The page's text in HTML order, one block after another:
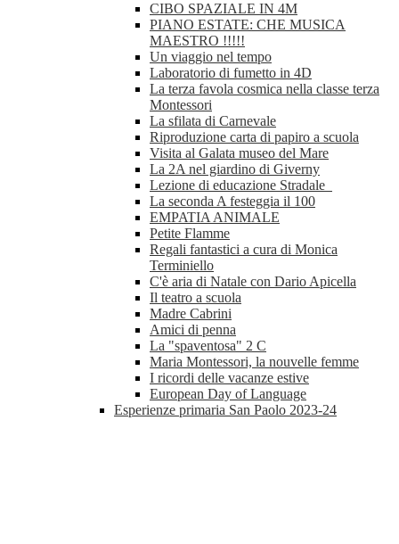
CIBO SPAZIALE IN 4M
PIANO ESTATE: CHE MUSICA
MAESTRO !!!!!
Un viaggio nel tempo
Laboratorio di fumetto in 4D
La terza favola cosmica nella classe terza
Montessori
La sfilata di Carnevale
Riproduzione carta di papiro a scuola
Visita al Galata museo del Mare
La 2A nel giardino di Giverny
Lezione di educazione Stradale
La seconda A festeggia il 100
EMPATIA ANIMALE
Petite Flamme
Regali fantastici a cura di Monica
Terminiello
C'è aria di Natale con Dario Apicella
Il teatro a scuola
Madre Cabrini
Amici di penna
La "spaventosa" 2 C
Maria Montessori, la nouvelle femme
I ricordi delle vacanze estive
European Day of Language
Esperienze primaria San Paolo 2023-24